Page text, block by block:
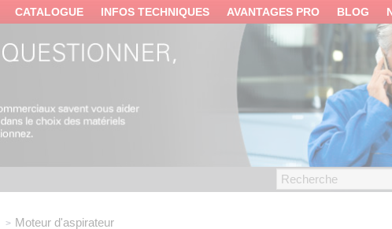
CATALOGUE INFOS TECHNIQUES AVANTAGES PRO BLOG
Moteur d'aspirateur